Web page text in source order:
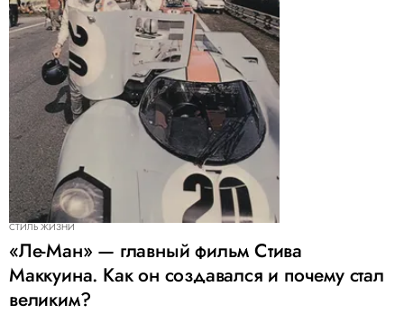
СТИЛЬ ЖИЗНИ
«Ле-Ман» — главный фильм Стива
Маккуина. Как он создавался и почему стал
великим?